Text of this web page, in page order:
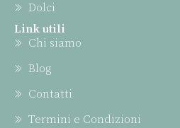
Dolci
Link utili
Chi siamo
Blog
Contatti
Termini e Condizioni